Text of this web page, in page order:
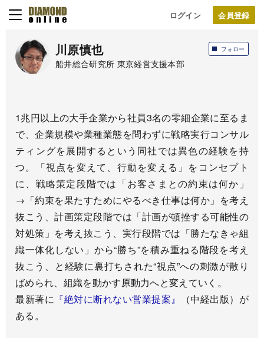
ログイン
フォロー
川原慎也
船井総合研究所 東京経営支援本部
1兆円以上の大手企業から社員3名の零細企業に至るま
で、企業規模や業種業態を問わずに戦略実行コンサル
ティングを展開するという同社では異色の経験を持
つ。「視点を変えて、行動を変える」をコンセプト
に、戦略策定段階では「お客さまとの約束は何か」
→「約束を果たすためにやるべき仕事は何か」を考え
抜こう、計画策定段階では「計画が頓挫する可能性の
対処策」を考え抜こう、実行段階では「勝たなきゃ組
織一体化しない」から“勝ち”を積み重ねる階段を考え
抜こう、と経験に裏打ちされた“視点”への刺激が散り
ばめられ、組織を動かす原動力へと変えていく。
最新著に 『絶対に断れない営業提案』
（中経出版）が
ある。